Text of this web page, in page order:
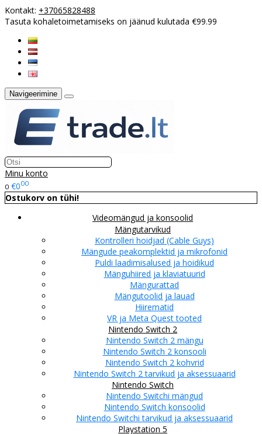
Kontakt: +37065828488
Tasuta kohaletoimetamiseks on jäänud kulutada €99.99
Navigeerimine
Minu konto
0 €000
Ostukorv on tühi!
Videomängud ja konsoolid
Mängutarvikud
Kontrolleri hoidjad (Cable Guys)
Mängude peakomplektid ja mikrofonid
Puldi laadimisalused ja hoidikud
Mänguhiired ja klaviatuurid
Mängurattad
Mängutoolid ja lauad
Hiirematid
VR ja Meta Quest tooted
Nintendo Switch 2
Nintendo Switch 2 mängu
Nintendo Switch 2 konsooli
Nintendo Switch 2 kohvrid
Nintendo Switch 2 tarvikud ja aksessuaarid
Nintendo Switch
Nintendo Switchi mängud
Nintendo Switch konsoolid
Nintendo Switchi tarvikud ja aksessuaarid
Playstation 5